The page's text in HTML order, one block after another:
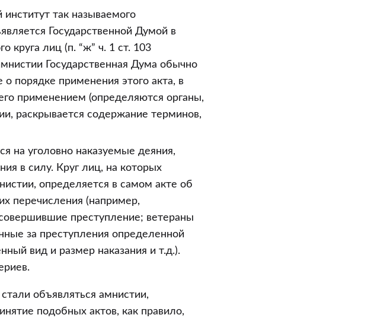
так называемого
Государственной Думой в
круга лиц (п. “ж” ч. 1 ст. 103
Государственная Дума обычно
порядке применения этого акта, в
применением (определяются органы,
раскрывается содержание терминов,
на уголовно наказуемые деяния,
в силу. Круг лиц, на которых
определяется в самом акте об
перечисления (например,
преступление; ветераны
за преступления определенной
вид и размер наказания и т.д.).
объявляться амнистии,
подобных актов, как правило,